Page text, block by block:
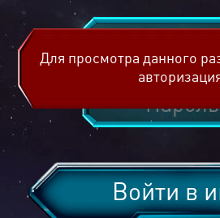
Войти в
Для просмотра данного